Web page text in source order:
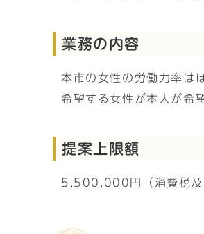
業務の内容
本市の女性の労働力率は
希望する女性が本人が希
提案上限額
5,500,000円（消費税及